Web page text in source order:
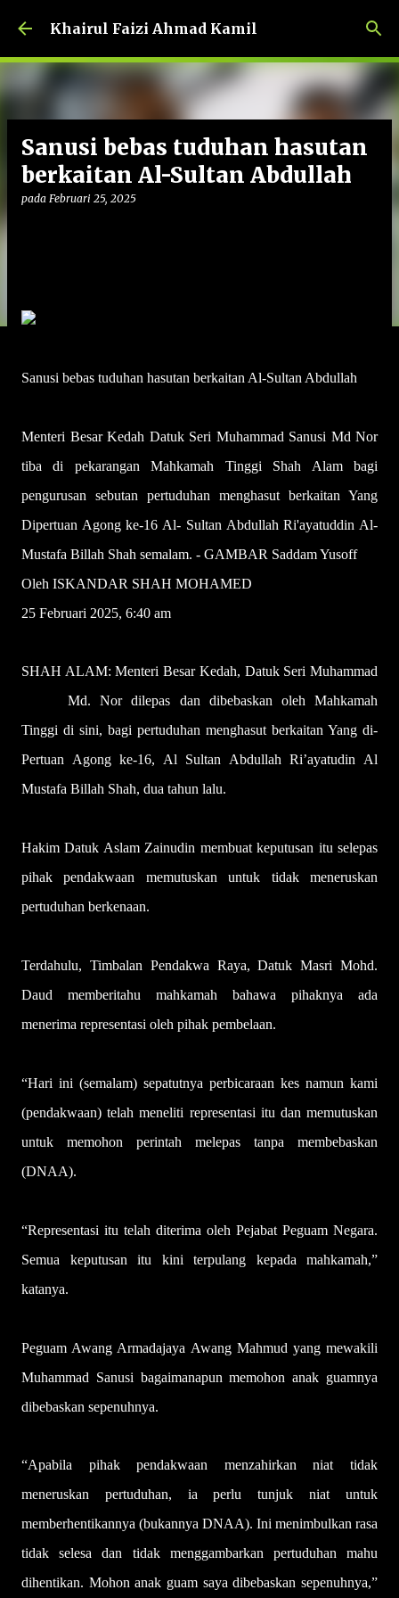
Langkau ke kandungan utama
Khairul Faizi Ahmad Kamil
Sanusi bebas tuduhan hasutan
berkaitan Al-Sultan Abdullah
pada Februari 25, 2025
Sanusi bebas tuduhan hasutan berkaitan Al-Sultan Abdullah
Menteri Besar Kedah Datuk Seri Muhammad Sanusi Md Nor
tiba di pekarangan Mahkamah Tinggi Shah Alam bagi
pengurusan sebutan pertuduhan menghasut berkaitan Yang
Dipertuan Agong ke-16 Al- Sultan Abdullah Ri'ayatuddin Al-
Mustafa Billah Shah semalam. - GAMBAR Saddam Yusoff
Oleh ISKANDAR SHAH MOHAMED
25 Februari 2025, 6:40 am
SHAH ALAM: Menteri Besar Kedah, Datuk Seri Muhammad
Md. Nor dilepas dan dibebaskan oleh Mahkamah
Tinggi di sini, bagi pertuduhan menghasut berkaitan Yang di-
Pertuan Agong ke-16, Al Sultan Abdullah Ri’ayatudin Al
Mustafa Billah Shah, dua tahun lalu.
Hakim Datuk Aslam Zainudin membuat keputusan itu selepas
pihak pendakwaan memutuskan untuk tidak meneruskan
pertuduhan berkenaan.
Terdahulu, Timbalan Pendakwa Raya, Datuk Masri Mohd.
Daud memberitahu mahkamah bahawa pihaknya ada
menerima representasi oleh pihak pembelaan.
“Hari ini (semalam) sepatutnya perbicaraan kes namun kami
(pendakwaan) telah meneliti representasi itu dan memutuskan
untuk memohon perintah melepas tanpa membebaskan
(DNAA).
“Representasi itu telah diterima oleh Pejabat Peguam Negara.
Semua keputusan itu kini terpulang kepada mahkamah,”
katanya.
Peguam Awang Armadajaya Awang Mahmud yang mewakili
Muhammad Sanusi bagaimanapun memohon anak guamnya
dibebaskan sepenuhnya.
“Apabila pihak pendakwaan menzahirkan niat tidak
meneruskan pertuduhan, ia perlu tunjuk niat untuk
memberhentikannya (bukannya DNAA). Ini menimbulkan rasa
tidak selesa dan tidak menggambarkan pertuduhan mahu
dihentikan. Mohon anak guam saya dibebaskan sepenuhnya,”